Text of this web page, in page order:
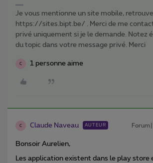
Je vous mentionne un site mobile,
https://sites.bipt.be/ . Merci de me
privé uniquement si je le demande. Notez
du topic dans votre message privé. Merci
C 1 personne aime
C Claude Naveau AUTEUR
Bonsoir Aurelien,
Les application existent dans le play store